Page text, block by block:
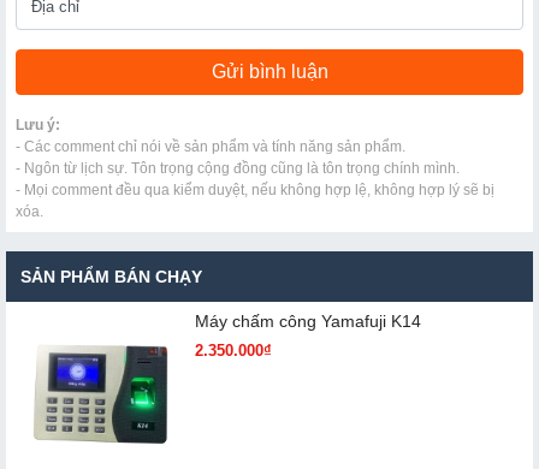
Lưu ý:
- Các comment chỉ nói về sản phẩm và tính năng sản phẩm.
- Ngôn từ lịch sự. Tôn trọng cộng đồng cũng là tôn trọng chính mình.
- Mọi comment đều qua kiểm duyệt, nếu không hợp lệ, không hợp lý sẽ bị
xóa.
SẢN PHẨM BÁN CHẠY
Máy chấm cô​ng Yamafuji K14
2.350.000₫